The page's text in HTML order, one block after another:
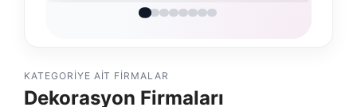
KATEGORIYE AIT FIRMALAR
Dekorasyon Firmaları